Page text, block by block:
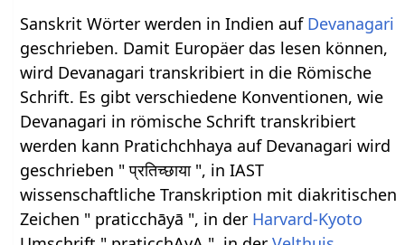
Sanskrit Wörter werden in Indien auf Devanagari
geschrieben. Damit Europäer das lesen können,
wird Devanagari transkribiert in die Römische
Schrift. Es gibt verschiedene Konventionen, wie
Devanagari in römische Schrift transkribiert
werden kann Pratichchhaya auf Devanagari wird
geschrieben " प्रतिच्छाया ", in IAST
wissenschaftliche Transkription mit diakritischen
Zeichen " praticchāyā ", in der Harvard-Kyoto